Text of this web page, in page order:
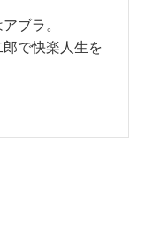
ブラ。
郎で快楽人生を